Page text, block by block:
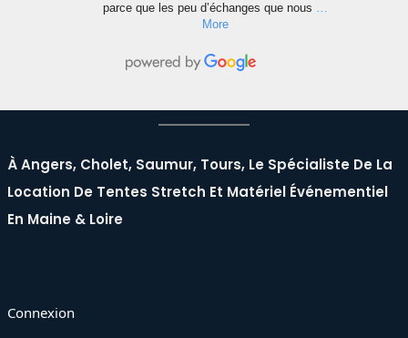
parce que les peu d’échanges que nous …
More
À Angers, Cholet, Saumur, Tours, Le Spécialiste De La
Location De Tentes Stretch Et Matériel Événementiel
En Maine & Loire
Connexion